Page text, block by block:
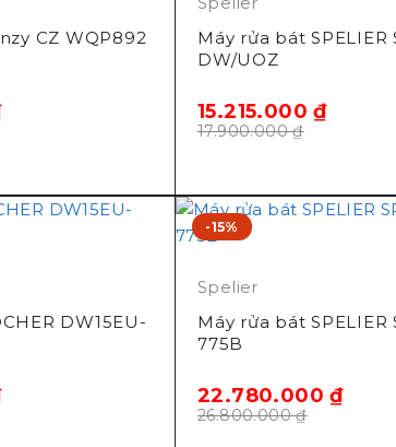
CZ WQP892
Máy rửa bát SPELIER
DW/UOZ
17.900.000₫
15.215.000₫
DW15EU-
-15%
Spelier
Máy rửa bát SPELIER
775B
26.800.000₫
22.780.000₫